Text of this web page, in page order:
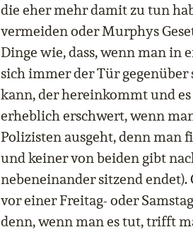
die eher mehr damit zu tun
vermeiden oder Murphys
Dinge wie, dass, wenn man in
sich immer der Tür
kann, der hereinkommt und es
erheblich erschwert, wenn
Polizisten ausgeht, denn man
und keiner von beiden gibt
nebeneinander sitzend endet).
vor einer Freitag- oder
denn, wenn man es tut, trifft